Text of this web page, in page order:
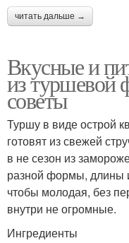
читать дальше →
Вкусные и
из туршевой
советы
Туршу в виде острой
готовят из свежей
в не сезон из
разной формы, длины
чтобы молодая, без
внутри не огромные.
Ингредиенты